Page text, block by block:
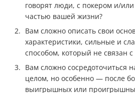
говорят люди, с покером и/
частью вашей жизни?
Вам сложно описать свои
характеристики, сильные и
способом, который не связан
Вам сложно сосредоточиться
целом, но особенно — после
выигрышных или